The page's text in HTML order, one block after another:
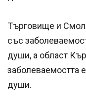
Търговище и
със
души, а област
заболеваемостта
души.